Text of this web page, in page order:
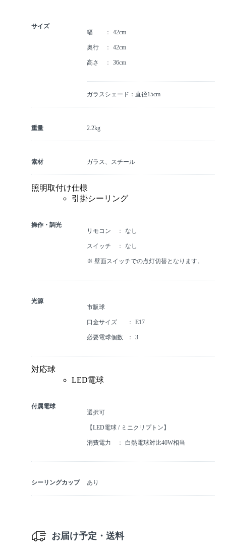
サイズ
幅
42cm
奥行 42cm
高さ 36cm
ガラスシェード：直径15cm
重量 2.2kg
素材 ガラス、スチール
照明取付け仕様
引掛シーリング
操作・調光
リモコン
なし
スイッチ なし
※ 壁面スイッチでの点灯切替となります。
光源
市販球
口金サイズ E17
必要電球個数 3
対応球
LED電球
付属電球
選択可
【LED電球 / ミニクリプトン】
消費電力 白熱電球対比40W相当
シーリングカップ あり
お届け予定・送料